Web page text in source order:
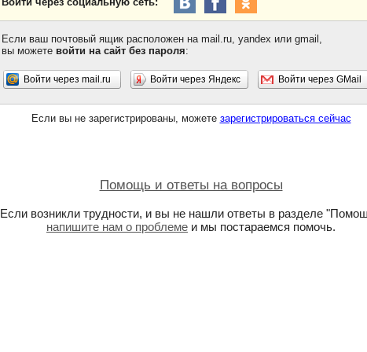
Если ваш почтовый ящик расположен на mail.ru, yandex или gmail,
вы можете войти на сайт без пароля:
Войти через mail.ru Войти через Яндекс Войти через GMail
Если вы не зарегистрированы, можете зарегистрироваться сейчас
Помощь и ответы на вопросы
Если возникли трудности, и вы не нашли ответы в разделе
напишите нам о проблеме и мы постараемся помочь.